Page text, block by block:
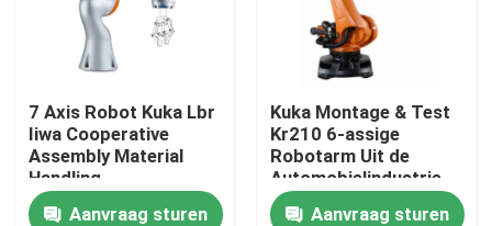
Video's
VR-show
Over ons
7 Axis Robot Kuka Lbr
Iiwa Cooperative
Assembly Material
Handling
Aanvraag sturen
Kuka Montage & Test
Kr210 6-assige
Robotarm Uit de
Automobielindustrie
Aanvraag sturen